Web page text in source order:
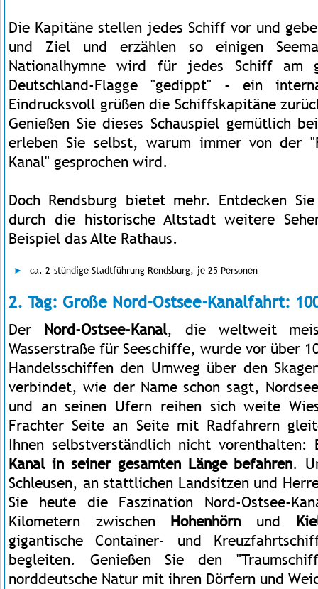
Die Kapitäne stellen jedes Schiff vor und
und Ziel und erzählen so einigen
Nationalhymne wird für jedes Schiff am
Deutschland-Flagge "gedippt" - ein
Eindrucksvoll grüßen die Schiffskapitäne
Genießen Sie dieses Schauspiel gemütlich
erleben Sie selbst, warum immer von der
Kanal" gesprochen wird.
Doch Rendsburg bietet mehr. Entdecken
durch die historische Altstadt weitere
Beispiel das Alte Rathaus.
ca. 2-stündige Stadtführung Rendsburg, je 25 Personen
2. Tag: Große Nord-Ostsee-Kanalfahrt:
Der Nord-Ostsee-Kanal, die weltweit
Wasserstraße für Seeschiffe, wurde vor über
Handelsschiffen den Umweg über den
verbindet, wie der Name schon sagt,
und an seinen Ufern reihen sich weite
Frachter Seite an Seite mit Radfahrern
Ihnen selbstverständlich nicht vorenthalten:
Kanal in seiner gesamten Länge befahren.
Schleusen, an stattlichen Landsitzen und
Sie heute die Faszination Nord-Ostsee-
Kilometern zwischen Hohenhörn und
gigantische Container- und
begleiten. Genießen Sie den
norddeutsche Natur mit ihren Dörfern und